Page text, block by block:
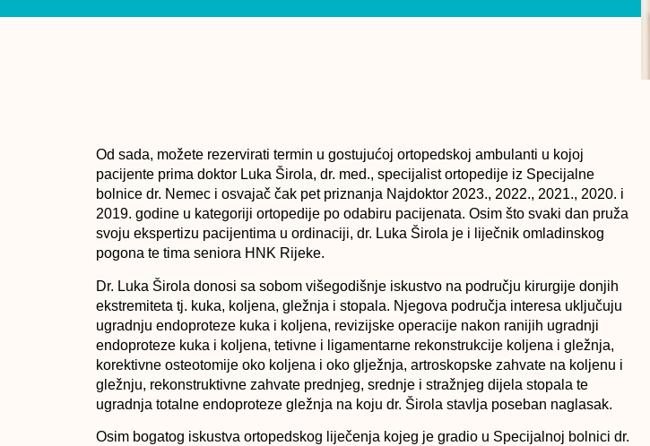
Od sada, možete rezervirati termin u gostujućoj ortopedskoj ambulanti u kojoj
pacijente prima doktor Luka Širola, dr. med., specijalist ortopedije iz Specijalne
bolnice dr. Nemec i osvajač čak pet priznanja Najdoktor 2023., 2022., 2021., 2020. i
2019. godine u kategoriji ortopedije po odabiru pacijenata. Osim što svaki dan pruža
svoju ekspertizu pacijentima u ordinaciji, dr. Luka Širola je i liječnik omladinskog
pogona te tima seniora HNK Rijeke.
Dr. Luka Širola donosi sa sobom višegodišnje iskustvo na području kirurgije donjih
ekstremiteta tj. kuka, koljena, gležnja i stopala. Njegova područja interesa uključuju
ugradnju endoproteze kuka i koljena, revizijske operacije nakon ranijih ugradnji
endoproteze kuka i koljena, tetivne i ligamentarne rekonstrukcije koljena i gležnja,
korektivne osteotomije oko koljena i oko glježnja, artroskopske zahvate na koljenu i
gležnju, rekonstruktivne zahvate prednjeg, srednje i stražnjeg dijela stopala te
ugradnja totalne endoproteze gležnja na koju dr. Širola stavlja poseban naglasak.
Osim bogatog iskustva ortopedskog liječenja kojeg je gradio u Specijalnoj bolnici dr.